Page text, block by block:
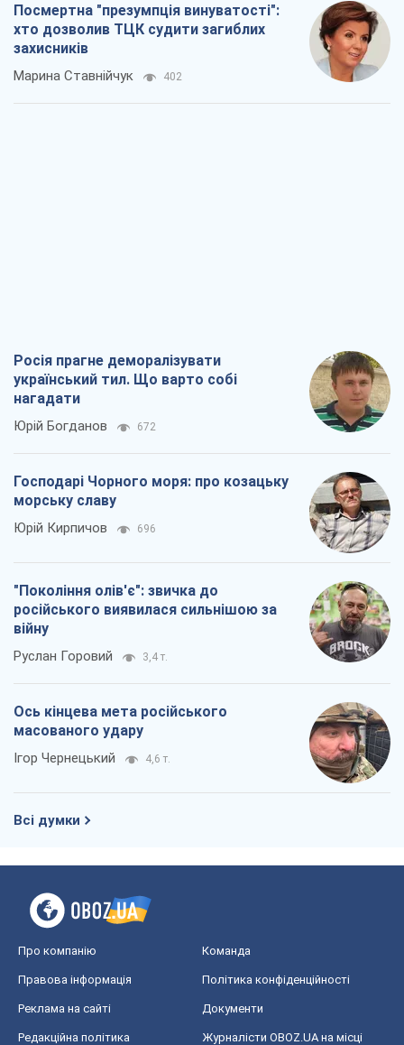
Посмертна "презумпція винуватості":
хто дозволив ТЦК судити загиблих
захисників
Марина Ставнійчук 402
Росія прагне деморалізувати
український тил. Що варто собі
нагадати
Юрій Богданов 672
Господарі Чорного моря: про козацьку
морську славу
Юрій Кирпичов 696
"Покоління олів'є": звичка до
російського виявилася сильнішою за
війну
Руслан Горовий 3,4 т.
Ось кінцева мета російського
масованого удару
Ігор Чернецький 4,6 т.
Всі думки
Про компанію Команда
Правова інформація Політика конфіденційності
Реклама на сайті Документи
Редакційна політика
Журналісти OBOZ.UA на місці